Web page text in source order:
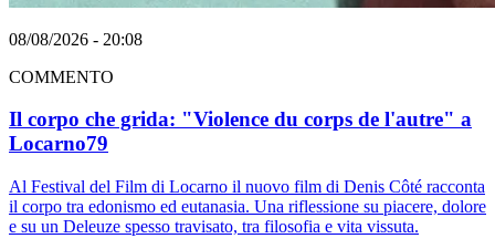
08/08/2026 - 20:08
COMMENTO
Il corpo che grida: "Violence du corps de l'autre" a
Locarno79
Al Festival del Film di Locarno il nuovo film di Denis Côté racconta
il corpo tra edonismo ed eutanasia. Una riflessione su piacere, dolore
e su un Deleuze spesso travisato, tra filosofia e vita vissuta.